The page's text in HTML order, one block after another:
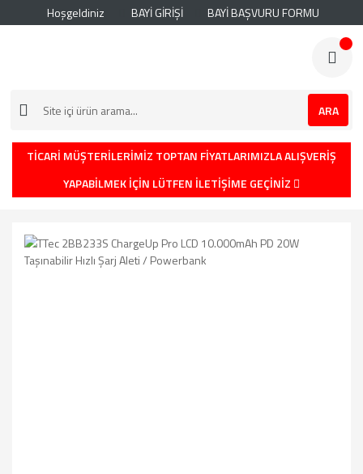
Hoşgeldiniz BAYİ GİRİŞİ BAYİ BAŞVURU FORMU
ARA
TİCARİ MÜŞTERİLERİMİZ TOPTAN FİYATLARIMIZLA ALIŞVERİŞ
YAPABİLMEK İÇİN LÜTFEN İLETİŞİME GEÇİNİZ